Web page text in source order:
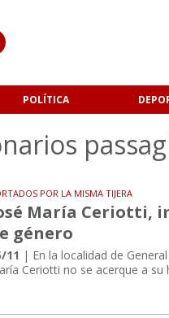
POLÍTICA
POR LA MISMA TIJERA
María Ceriotti,
género
11 | En la localidad de
Ceriotti no se acerque a